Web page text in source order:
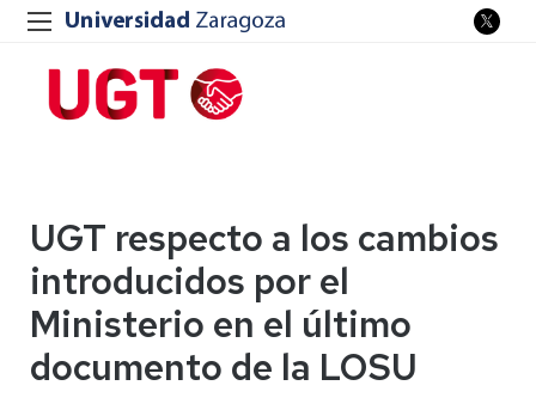
UGT respecto a los cambios
introducidos por el
Ministerio en el último
documento de la LOSU